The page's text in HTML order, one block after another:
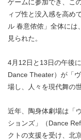
ゲームに参加でき、こ
ィブ性と没入感を高め
ル 春意侬侬」全体に
見られた。
4月12日と13日の午後
Dance Theater）が「
場し、人々を現代舞の
近年、陶身体劇場は「
ションズ」（Dance
クトの支援を受け、北